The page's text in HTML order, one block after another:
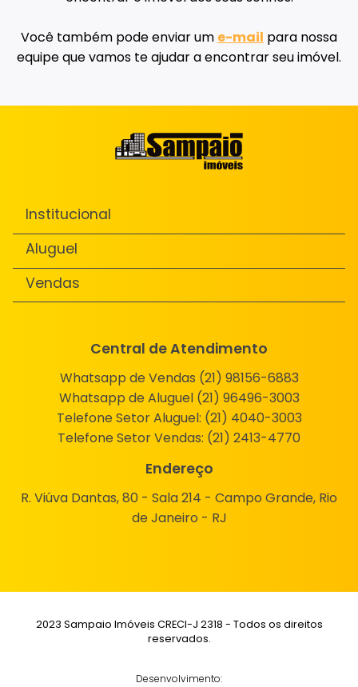
Você também pode enviar um e-mail para nossa
equipe que vamos te ajudar a encontrar seu imóvel.
Institucional
Aluguel
Vendas
Central de Atendimento
Whatsapp de Vendas (21) 98156-6883
Whatsapp de Aluguel (21) 96496-3003
Telefone Setor Aluguel: (21) 4040-3003
Telefone Setor Vendas: (21) 2413-4770
Endereço
R. Viúva Dantas, 80 - Sala 214 - Campo Grande, Rio
de Janeiro - RJ
2023 Sampaio Imóveis CRECI-J 2318 - Todos os direitos
reservados.
Desenvolvimento: